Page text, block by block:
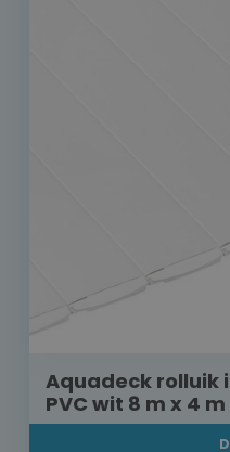
Aquadeck rolluik
PVC wit 8 m x 4 m